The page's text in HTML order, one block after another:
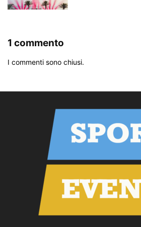
1 commento
I commenti sono chiusi.